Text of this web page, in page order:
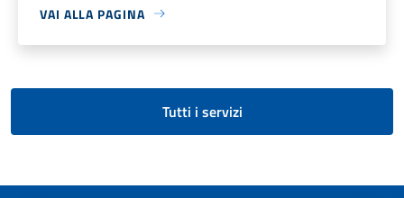
VAI ALLA PAGINA
Tutti i servizi